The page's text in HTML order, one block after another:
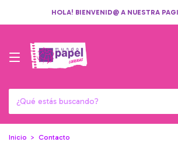
HOLA! BIENVENID@ A NUESTRA
Inicio > Contacto